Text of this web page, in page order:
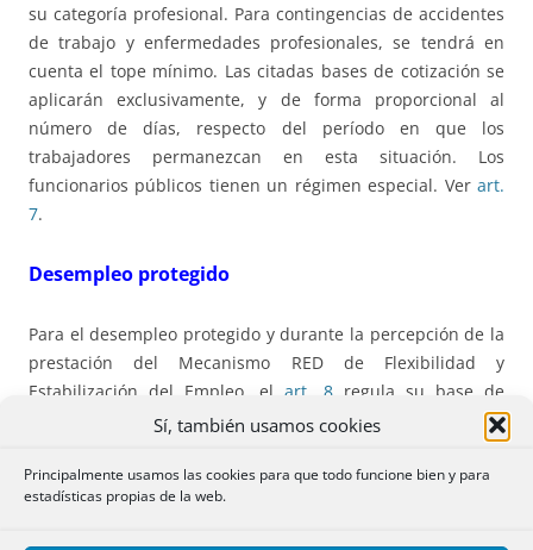
Sí, también usamos cookies
Principalmente usamos las cookies para que todo funcione bien y para
estadísticas propias de la web.
su categoría profesional. Para contingencias de accidentes
de trabajo y enfermedades profesionales, se tendrá en
cuenta el tope mínimo. Las citadas bases de cotización se
aplicarán exclusivamente, y de forma proporcional al
número de días, respecto del período en que los
trabajadores permanezcan en esta situación. Los
funcionarios públicos tienen un régimen especial. Ver art.
7.
Desempleo protegido
Para el desempleo protegido y durante la percepción de la
prestación del Mecanismo RED de Flexibilidad y
Estabilización del Empleo, elart. 8 regula su base de
Reducción de jornada y suspensión de contrato